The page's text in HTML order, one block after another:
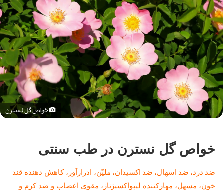
خواص گل نسترن
خواص گل نسترن در طب سنتی
ضد درد، ضد اسهال، ضد اکسیدان، ملیّن، ادرارآور، کاهش دهنده قند
خون، مسهل، مهارکننده لیپواکسیژناز، مقوی اعصاب و ضد کرم و